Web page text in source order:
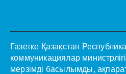
Газетке Қазақстан
коммуникациялар
мерзімді басылымды, ақпарат